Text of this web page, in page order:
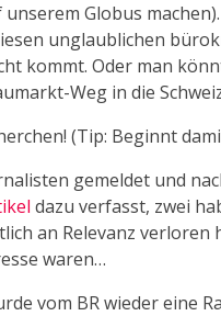
Globus
unglaublichen
kommt. Oder man
Weg in die
(Tip: Beginnt
gemeldet und
dazu verfasst, zwei
an Relevanz
waren…
vom BR wieder eine